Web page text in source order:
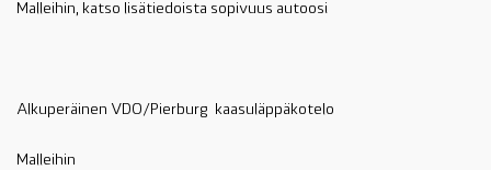
Malleihin, katso lisätiedoista sopivuus autoosi
Alkuperäinen VDO/Pierburg kaasuläppäkotelo
Malleihin